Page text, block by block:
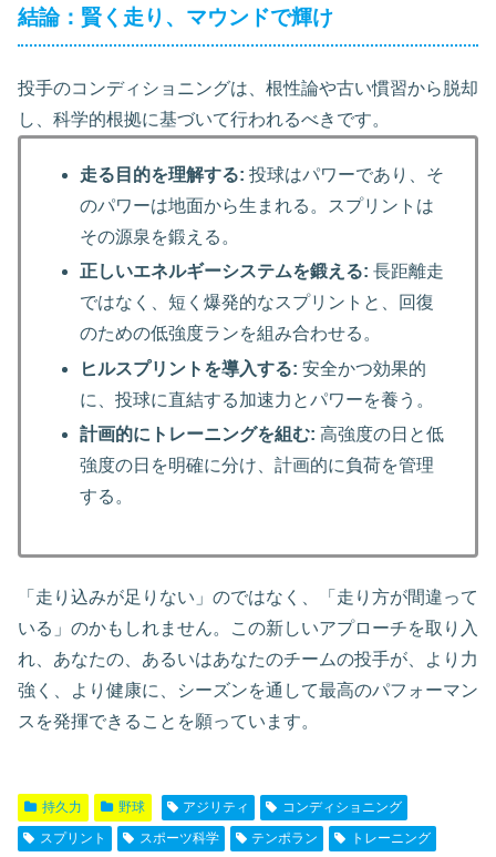
結論：賢く走り、マウンドで輝け
投手のコンディショニングは、根性論や古い慣習から脱却
し、科学的根拠に基づいて行われるべきです。
走る目的を理解する: 投球はパワーであり、そ
のパワーは地面から生まれる。スプリントは
その源泉を鍛える。
正しいエネルギーシステムを鍛える: 長距離走
ではなく、短く爆発的なスプリントと、回復
のための低強度ランを組み合わせる。
ヒルスプリントを導入する: 安全かつ効果的
に、投球に直結する加速力とパワーを養う。
計画的にトレーニングを組む: 高強度の日と低
強度の日を明確に分け、計画的に負荷を管理
する。
「走り込みが足りない」のではなく、「走り方が間違って
いる」のかもしれません。この新しいアプローチを取り入
れ、あなたの、あるいはあなたのチームの投手が、より力
強く、より健康に、シーズンを通して最高のパフォーマン
スを発揮できることを願っています。
持久力 野球 アジリティ
コンディショニング
スプリント
スポーツ科学 テンポラン トレーニング